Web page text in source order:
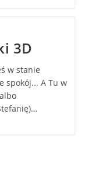
3D
w stanie
spokój... A Tu w